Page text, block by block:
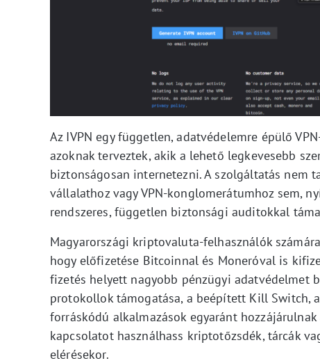
Az IVPN egy független, adatvédelemre épülő
azoknak terveztek, akik a lehető legkevesebb
biztonságosan internetezni. A szolgáltatás nem
vállalathoz vagy VPN-konglomerátumhoz sem,
rendszeres, független biztonsági auditokkal
Magyarországi kriptovaluta-felhasználók
hogy előfizetése Bitcoinnal és Moneróval is
fizetés helyett nagyobb pénzügyi adatvédelmet
protokollok támogatása, a beépített Kill Switch,
forráskódú alkalmazások egyaránt
kapcsolatot használhass kriptotőzsdék, tárcák
elérésekor.